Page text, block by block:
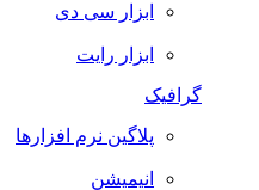
ابزار سی دی
ابزار رایت
گرافیک
پلاگین نرم افزارها
انیمیشن